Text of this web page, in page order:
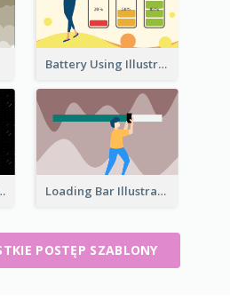
Battery Using Illustration
Clipart Loading Bar Illustration
POSTĘP SZABLONY